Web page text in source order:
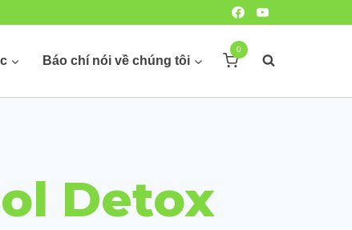
Báo chí nói về chúng tôi
0
Detox